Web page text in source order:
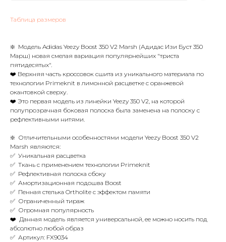
Таблица размеров
❇️ Модель Adidas Yeezy Boost 350 V2 Marsh (Адидас Изи Буст 350
Марш) новая смелая вариация популярнейших "триста
пятидесятых".
❤️ Верхняя часть кроссовок сшита из уникального материала по
технологии Primeknit в лимонной расцветке с оранжевой
окантовкой сверху.
❤️ Это первая модель из линейки Yeezy 350 V2, на которой
полупрозрачная боковая полоска была заменена на полоску с
рефлективными нитями.
❇️ Отличительными особенностями модели Yeezy Boost 350 V2
Marsh являются:
✅ Уникальная расцветка
✅ Ткань с применением технологии Primeknit
✅ Рефлективная полоска сбоку
✅ Амортизационная подошва Boost
✅ Пенная стелька Ortholite с эффектом памяти
✅ Ограниченный тираж
✅ Огромная популярность
❤️ Данная модель является универсальной, ее можно носить под
абсолютно любой образ
✅ Артикул: FX9034